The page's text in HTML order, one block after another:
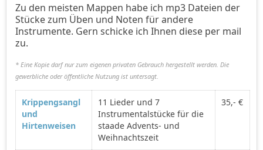
Zu den meisten Mappen habe ich mp3 Dateien der
Stücke zum Üben und Noten für andere
Instrumente. Gern schicke ich Ihnen diese per mail
zu.
* Eine Kopie darf nur zum eigenen privaten Gebrauch hergestellt werden. Die
gewerbliche oder öffentliche Nutzung ist untersagt.
Krippengsangl
und
Hirtenweisen
11 Lieder und 7
Instrumentalstücke für die
staade Advents- und
Weihnachtszeit
35,- €